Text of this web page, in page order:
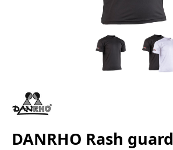
DANRHO Rash guard